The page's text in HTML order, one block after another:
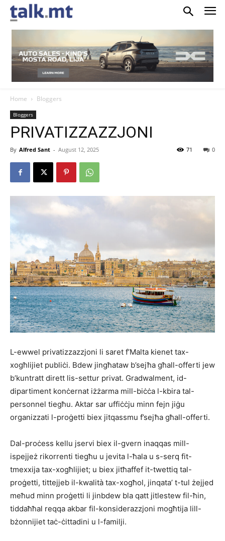
Home Bloggers
Bloggers
PRIVATIZZAZZJONI
By Alfred Sant - August 12, 2025 0
71
L-ewwel privatizzazzjoni li saret f’Malta kienet tax-
xogħlijiet publiċi. Bdew jingħataw b’sejħa għall-offerti jew
b’kuntratt dirett lis-settur privat. Gradwalment, id-
dipartiment konċernat iżżarma mill-biċċa l-kbira tal-
personnel tiegħu. Aktar sar uffiċċju minn fejn jiġu
organizzati l-proġetti biex jitqassmu f’sejħa għall-offerti.
Dal-proċess kellu jservi biex il-gvern inaqqas mill-
ispejjeż rikorrenti tiegħu u jevita l-ħala u s-serq fit-
tmexxija tax-xogħlijiet; u biex jitħaffef it-twettiq tal-
proġetti, tittejjeb il-kwalità tax-xogħol, jinqata’ t-tul żejjed
meħud minn proġetti li jinbdew bla qatt jitlestew fil-ħin,
tiddaħħal reqqa akbar fil-konsiderazzjoni mogħtija lill-
bżonnijiet taċ-ċittadini u l-familji.